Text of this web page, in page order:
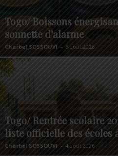
Togo/ Boissons
sonnette d’alarme
Charbel SOSSOUVI - 6 août 2026
Togo/ Rentrée scolaire
liste officielle des écoles
Charbel SOSSOUVI - 4 août 2026